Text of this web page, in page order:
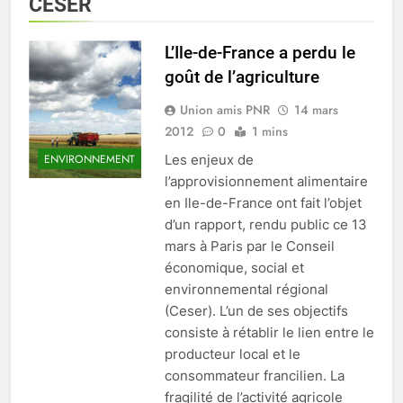
Chevreuse
ENVIRONNEMENT
L’Ile-de-France a perdu le
goût de l’agriculture
Union amis PNR
14 mars
2012
0 1 mins
Les enjeux de
l’approvisionnement alimentaire
en Ile-de-France ont fait l’objet
d’un rapport, rendu public ce 13
mars à Paris par le Conseil
économique, social et
environnemental régional
(Ceser). L’un de ses objectifs
consiste à rétablir le lien entre le
producteur local et le
consommateur francilien. La
fragilité de l’activité agricole